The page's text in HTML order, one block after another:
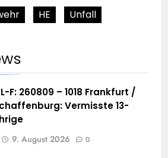
HE Unfall
F: 260809 – 1018 Frankfurt /
Vermisste 13-
9. August 2026 0